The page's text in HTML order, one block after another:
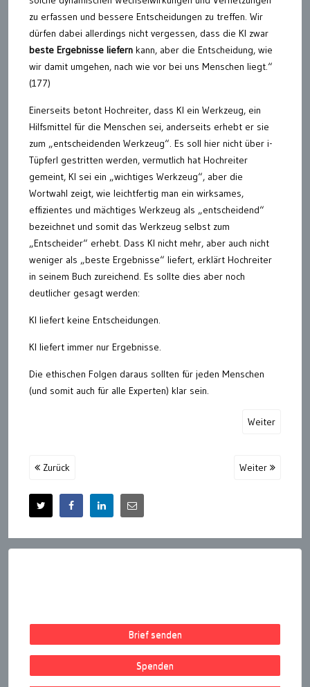
zu erfassen und bessere Entscheidungen zu treffen. Wir
dürfen dabei allerdings nicht vergessen, dass die KI zwar
beste Ergebnisse liefern kann, aber die Entscheidung, wie
wir damit umgehen, nach wie vor bei uns Menschen liegt.“
(177)
Einerseits betont Hochreiter, dass KI ein Werkzeug, ein
Hilfsmittel für die Menschen sei, anderseits erhebt er sie
zum „entscheidenden Werkzeug“. Es soll hier nicht über i-
Tüpferl gestritten werden, vermutlich hat Hochreiter
gemeint, KI sei ein „wichtiges Werkzeug“, aber die
Wortwahl zeigt, wie leichtfertig man ein wirksames,
effizientes und mächtiges Werkzeug als „entscheidend“
bezeichnet und somit das Werkzeug selbst zum
„Entscheider“ erhebt. Dass KI nicht mehr, aber auch nicht
weniger als „beste Ergebnisse“ liefert, erklärt Hochreiter
in seinem Buch zureichend. Es sollte dies aber noch
deutlicher gesagt werden:
KI liefert keine Entscheidungen.
KI liefert immer nur Ergebnisse.
Die ethischen Folgen daraus sollten für jeden Menschen
(und somit auch für alle Experten) klar sein.
Weiter
Zurück Weiter
Brief senden
Spenden